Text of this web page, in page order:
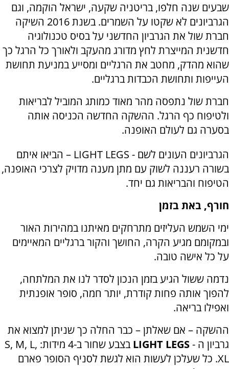
שבעים שנה חלפו, בריטניה שקעה, ישראל הוקמה, וגם
הגרביונים לא שקטו על השמרים. בשנת 2016 השיקה
חברת שול את הגרביון החדשני על בסיס טכנולוגיה
חדשנית המייצרת לחץ מדורג מהעקב ולאורך כל הרגל כך
שהוא מהדק, מחטב את הרגליים ומסייע במניעת תחושת
העייפות ותחושת הכבדות ברגליים.
חברת שול נתפסה מהר מאוד כמותג המוביל לבריאות
ולטיפוח כף הרגל. ההשקה החדשה הכניסה אותה
בסערה גם לעולם האופנה.
הגרביונים העונים לשם - LIGHT LEGS – הביאו איתם
בשורה רעננה לשוק עם מתן מענה מדויק לצרכי האופנה,
הטיפוח והבריאות גם יחד.
חורף, באת בזמן
ימי השמש העליזים מתרחקים מאיתנו במהירות האור
ובמקומם מגיע הקרה, החושך והקור ברגליים המאיימים
על כל אישה טובה.
נדמה ששול הגיע בזמן הנכון לסדר לנו את המלתחה,
להפוך אותה פחות קודרת, יותר חמה, סופר אופנתית
ואפילו בריאה.
ההשקה – אם שאלתן – כבר החלה כך שניתן למצוא את
גרביון ה -
LIGHT LEGS בצבע שחור ב-4 מידות:
S, M, L,
XL. כל שעלכן לעשות הוא לגשת לסניף הסופר פארם